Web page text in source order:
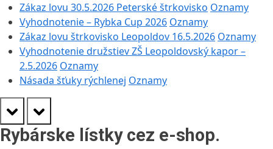
Zákaz lovu 30.5.2026 Peterské štrkovisko Oznamy
Vyhodnotenie – Rybka Cup 2026 Oznamy
Zákaz lovu štrkovisko Leopoldov 16.5.2026 Oznamy
Vyhodnotenie družstiev ZŠ Leopoldovský kapor –
2.5.2026 Oznamy
Násada šťuky rýchlenej Oznamy
prev next
Rybárske lístky cez e-shop.